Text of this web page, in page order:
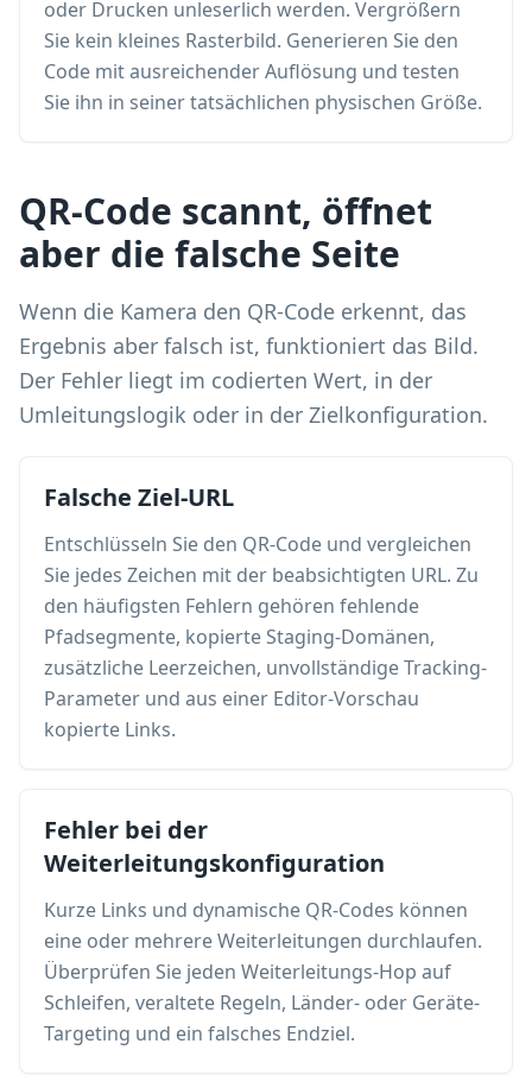
oder Drucken unleserlich werden. Vergrößern
Sie kein kleines Rasterbild. Generieren Sie den
Code mit ausreichender Auflösung und testen
Sie ihn in seiner tatsächlichen physischen Größe.
QR-Code scannt, öffnet
aber die falsche Seite
Wenn die Kamera den QR-Code erkennt, das
Ergebnis aber falsch ist, funktioniert das Bild.
Der Fehler liegt im codierten Wert, in der
Umleitungslogik oder in der Zielkonfiguration.
Falsche Ziel-URL
Entschlüsseln Sie den QR-Code und vergleichen
Sie jedes Zeichen mit der beabsichtigten URL. Zu
den häufigsten Fehlern gehören fehlende
Pfadsegmente, kopierte Staging-Domänen,
zusätzliche Leerzeichen, unvollständige Tracking-
Parameter und aus einer Editor-Vorschau
kopierte Links.
Fehler bei der
Weiterleitungskonfiguration
Kurze Links und dynamische QR-Codes können
eine oder mehrere Weiterleitungen durchlaufen.
Überprüfen Sie jeden Weiterleitungs-Hop auf
Schleifen, veraltete Regeln, Länder- oder Geräte-
Targeting und ein falsches Endziel.